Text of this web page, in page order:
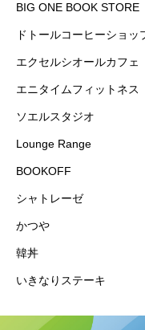
BIG ONE BOOK STORE
ドトールコーヒーショッ
エクセルシオールカフェ
エニタイムフィットネス
ソエルスタジオ
Lounge Range
BOOKOFF
シャトレーゼ
かつや
韓丼
いきなりステーキ